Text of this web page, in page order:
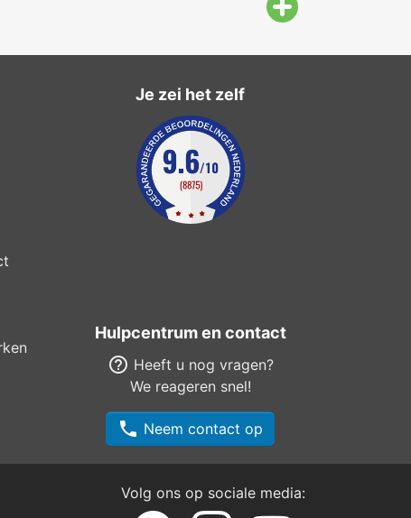
Je zei het zelf
Hulpcentrum en contact
help_outline Heeft u nog vragen?
We reageren snel!
phone Neem contact op
Volg ons op sociale media: